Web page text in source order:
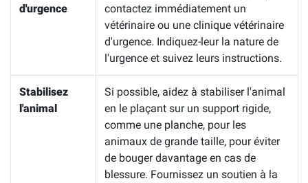
d'urgence
contactez immédiatement un
vétérinaire ou une clinique vétérinaire
d'urgence. Indiquez-leur la nature de
l'urgence et suivez leurs instructions.
Stabilisez
l'animal
Si possible, aidez à stabiliser l'animal
en le plaçant sur un support rigide,
comme une planche, pour les
animaux de grande taille, pour éviter
de bouger davantage en cas de
blessure. Fournissez un soutien à la